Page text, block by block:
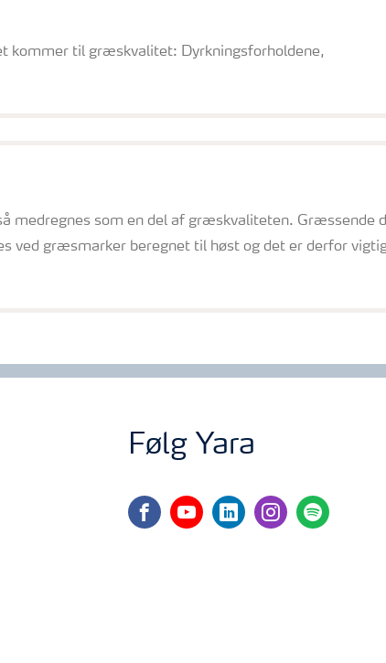
kommer til græskvalitet: Dyrkningsforholdene,
medregnes som en del af græskvaliteten. Græssende
ved græsmarker beregnet til høst og det er derfor
Følg Yara
facebookyoutubelinkedininstagram
spotify